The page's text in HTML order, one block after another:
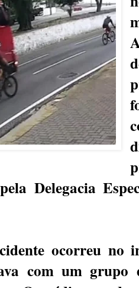
Delegacia
ocorreu no
com um grupo